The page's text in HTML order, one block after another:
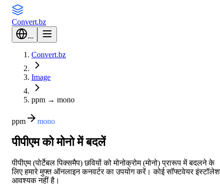
Convert.bz
---
Convert.bz
Image
ppm → mono
ppm mono
पीपीएम को मोनो में बदलें
पीपीएम (पोर्टेबल पिक्समैप) छवियों को मोनोक्रोम (मोनो) प्रारूप में बदलने के
लिए हमारे मुफ्त ऑनलाइन कनवर्टर का उपयोग करें। कोई सॉफ्टवेयर
आवश्यक नहीं है।